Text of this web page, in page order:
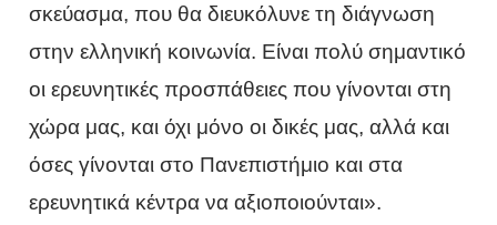
σκεύασμα, που θα διευκόλυνε τη διάγνωση
στην ελληνική κοινωνία. Είναι πολύ σημαντικό
οι ερευνητικές προσπάθειες που γίνονται στη
χώρα μας, και όχι μόνο οι δικές μας, αλλά και
όσες γίνονται στο Πανεπιστήμιο και στα
ερευνητικά κέντρα να αξιοποιούνται».